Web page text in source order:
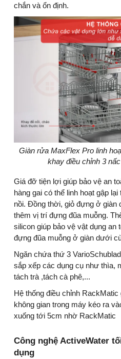
chắn và ổn định.
Giàn rửa MaxFlex Pro linh
khay điều chỉnh 3
Giá đỡ tiện lợi giúp bảo vệ an
hàng gai có thể linh hoạt gập
nồi. Đồng thời, giỏ đựng ở giàn
thêm vị trí đựng đũa muỗng.
silicon giúp bảo vệ vật dụng an
đựng đũa muỗng ở giàn dưới
Ngăn chứa thứ 3
sắp xếp các dụng cụ như thìa,
tách trà ,tách cà phê,...
Hệ thống điều chỉnh
không gian trong máy kéo ra
xuống tới 5cm nhờ RackMatic
Công nghệ ActiveWater
dụng